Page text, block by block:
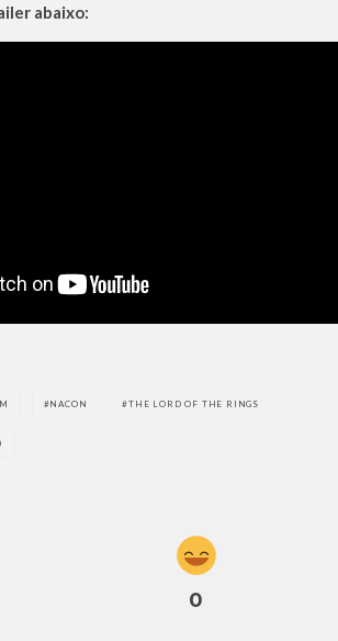
abaixo:
NACON THE LORD OF THE RINGS
0